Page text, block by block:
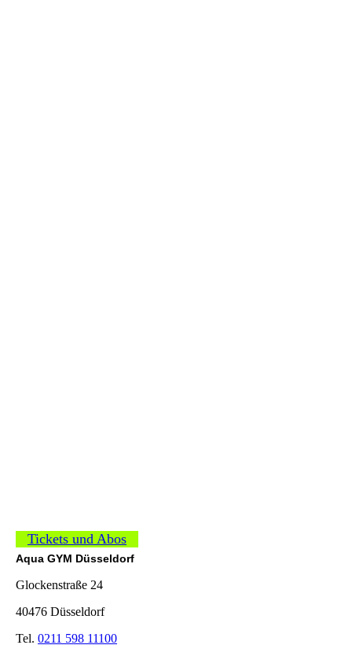
Tickets und Abos
Aqua GYM Düsseldorf
Glockenstraße 24
40476 Düsseldorf
Tel. 0211 598 11100